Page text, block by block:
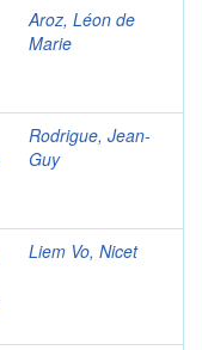
Aroz, Léon de
Marie
Rodrigue, Jean-
Guy
Liem Vo, Nicet